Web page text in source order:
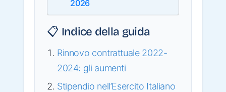
2026
📋 Indice della guida
Rinnovo contrattuale 2022-
2024: gli aumenti
Stipendio nell’Esercito Italiano